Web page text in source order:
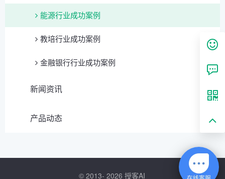
能源行业成功案例
教培行业成功案例
金融银行行业成功案例
新闻资讯
产品动态
© 2013- 2026 授客AI